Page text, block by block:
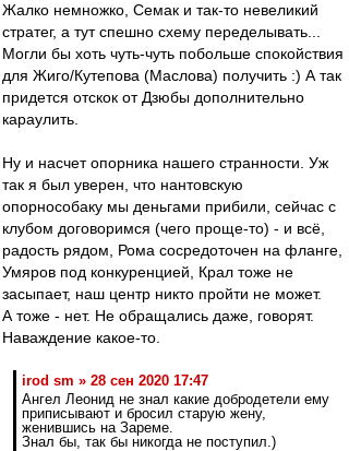
Жалко немножко, Семак и так-то невеликий
стратег, а тут спешно схему переделывать...
Могли бы хоть чуть-чуть побольше спокойствия
для Жиго/Кутепова (Маслова) получить :) А так
придется отскок от Дзюбы дополнительно
караулить.
Ну и насчет опорника нашего странности. Уж
так я был уверен, что нантовскую
опорнособаку мы деньгами прибили, сейчас с
клубом договоримся (чего проще-то) - и всё,
радость рядом, Рома сосредоточен на фланге,
Умяров под конкуренцией, Крал тоже не
засыпает, наш центр никто пройти не может.
А тоже - нет. Не обращались даже, говорят.
Наваждение какое-то.
irod sm » 28 сен 2020 17:47
Ангел Леонид не знал какие добродетели ему
приписывают и бросил старую жену,
женившись на Зареме.
Знал бы, так бы никогда не поступил.)